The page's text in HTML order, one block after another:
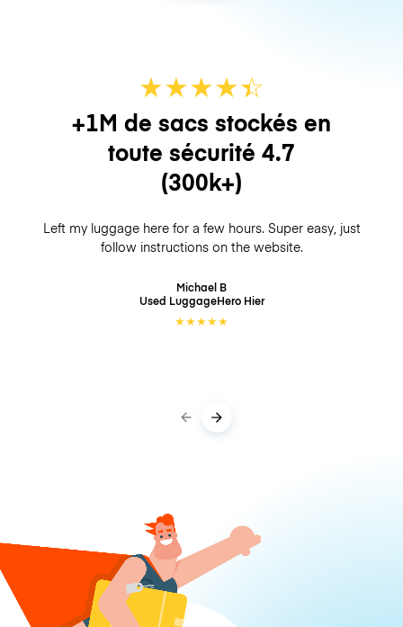
★★★★☆
★
+1M de sacs stockés en
toute sécurité 4.7
(300k+)
Left my luggage here for a few hours. Super easy, just
follow instructions on the website.
Michael B
Used LuggageHero Hier
★★★★★